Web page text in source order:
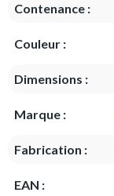
Contenance :
Couleur :
Dimensions :
Marque :
Fabrication :
EAN :